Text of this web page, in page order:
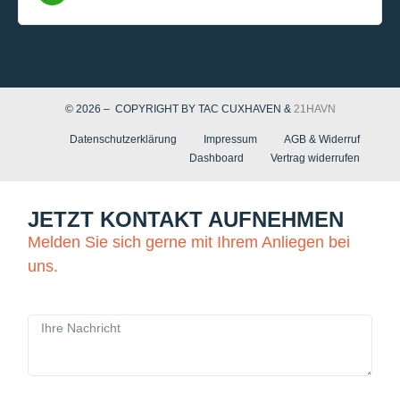
© 2026 – COPYRIGHT BY TAC CUXHAVEN & 21HAVN
Datenschutzerklärung Impressum
AGB & Widerruf
Dashboard
Vertrag widerrufen
JETZT KONTAKT AUFNEHMEN
Melden Sie sich gerne mit Ihrem Anliegen bei
uns.